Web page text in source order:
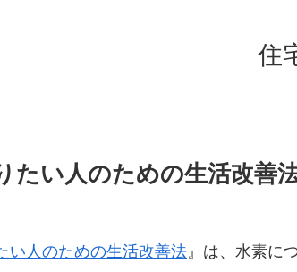
住
たい人のための生活改善法
い人のための生活改善法 』は、水素に